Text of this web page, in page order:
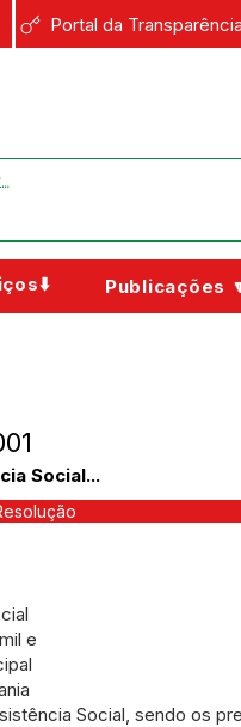
Portal da Transparência
Publicações
Social...
e
Social, sendo os